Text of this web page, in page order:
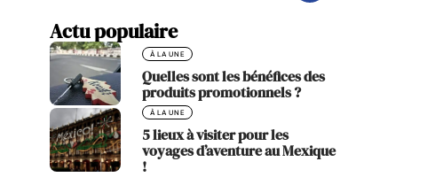
Actu populaire
À LA UNE
Quelles sont les bénéfices des
produits promotionnels ?
À LA UNE
5 lieux à visiter pour les
voyages d’aventure au Mexique
!